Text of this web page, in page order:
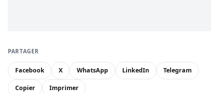
PARTAGER
Facebook X WhatsApp LinkedIn Telegram
Copier Imprimer